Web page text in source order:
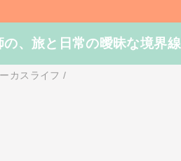
の、旅と日常の曖昧な境界線
カスライフ /